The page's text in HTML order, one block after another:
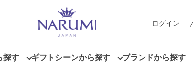
ログイン
探す ギフトシーンから探す ブランドから探す